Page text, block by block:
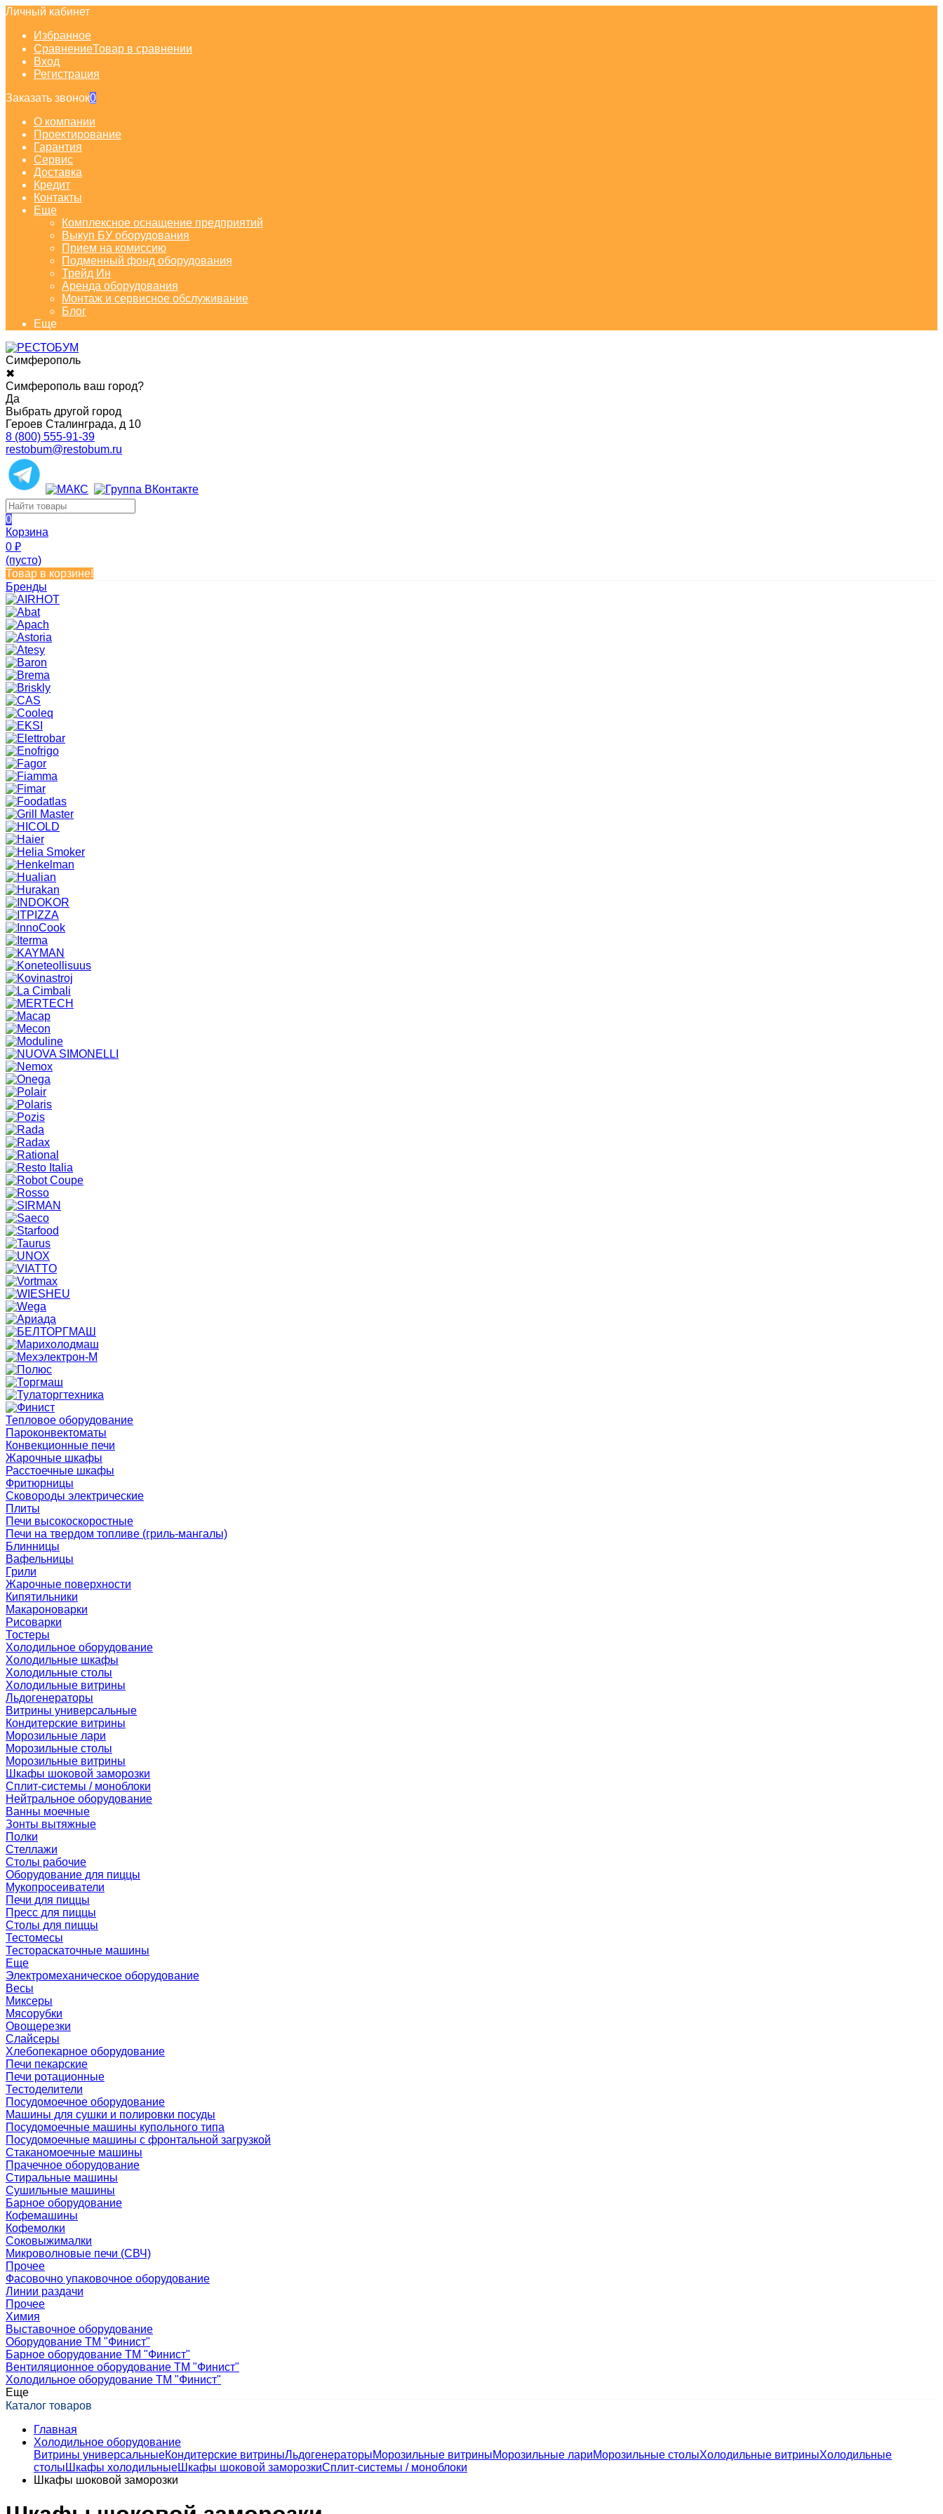
Личный кабинет
Избранное
СравнениеТовар в сравнении
Вход
Регистрация
Заказать звонок0
О компании
Проектирование
Гарантия
Сервис
Доставка
Кредит
Контакты
Еще
Комплексное оснащение предприятий
Выкуп БУ оборудования
Прием на комиссию
Подменный фонд оборудования
Трейд Ин
Аренда оборудования
Монтаж и сервисное обслуживание
Блог
Еще
Симферополь
✖
Симферополь ваш город?
Да
Выбрать другой город
Героев Сталинграда, д 10
8 (800) 555-91-39
restobum@restobum.ru
0
Корзина
0 ₽
(пусто)
Товар в корзине!
Бренды
Тепловое оборудование
Пароконвектоматы
Конвекционные печи
Жарочные шкафы
Расстоечные шкафы
Фритюрницы
Сковороды электрические
Плиты
Печи высокоскоростные
Печи на твердом топливе (гриль-мангалы)
Блинницы
Вафельницы
Грили
Жарочные поверхности
Кипятильники
Макароноварки
Рисоварки
Тостеры
Холодильное оборудование
Холодильные шкафы
Холодильные столы
Холодильные витрины
Льдогенераторы
Витрины универсальные
Кондитерские витрины
Морозильные лари
Морозильные столы
Морозильные витрины
Шкафы шоковой заморозки
Сплит-системы / моноблоки
Нейтральное оборудование
Ванны моечные
Зонты вытяжные
Полки
Стеллажи
Столы рабочие
Оборудование для пиццы
Мукопросеиватели
Печи для пиццы
Пресс для пиццы
Столы для пиццы
Тестомесы
Тестораскаточные машины
Еще
Электромеханическое оборудование
Весы
Миксеры
Мясорубки
Овощерезки
Слайсеры
Хлебопекарное оборудование
Печи пекарские
Печи ротационные
Тестоделители
Посудомоечное оборудование
Машины для сушки и полировки посуды
Посудомоечные машины купольного типа
Посудомоечные машины с фронтальной загрузкой
Стаканомоечные машины
Прачечное оборудование
Стиральные машины
Сушильные машины
Барное оборудование
Кофемашины
Кофемолки
Соковыжималки
Микроволновые печи (СВЧ)
Прочее
Фасовочно упаковочное оборудование
Линии раздачи
Прочее
Химия
Выставочное оборудование
Оборудование ТМ "Финист"
Барное оборудование ТМ "Финист"
Вентиляционное оборудование ТМ "Финист"
Холодильное оборудование ТМ "Финист"
Еще
Каталог товаров
Главная
Холодильное оборудование
Витрины универсальныеКондитерские витриныЛьдогенераторыМорозильные витриныМорозильные лариМорозильные столыХолодильные витриныХолодильные
столы Шкафы холодильныеШкафы шоковой заморозкиСплит-системы / моноблоки
Шкафы шоковой заморозки